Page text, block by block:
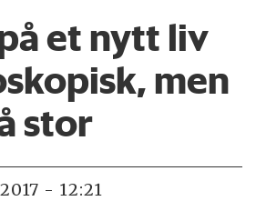
et nytt liv
men
stor
- 12:21